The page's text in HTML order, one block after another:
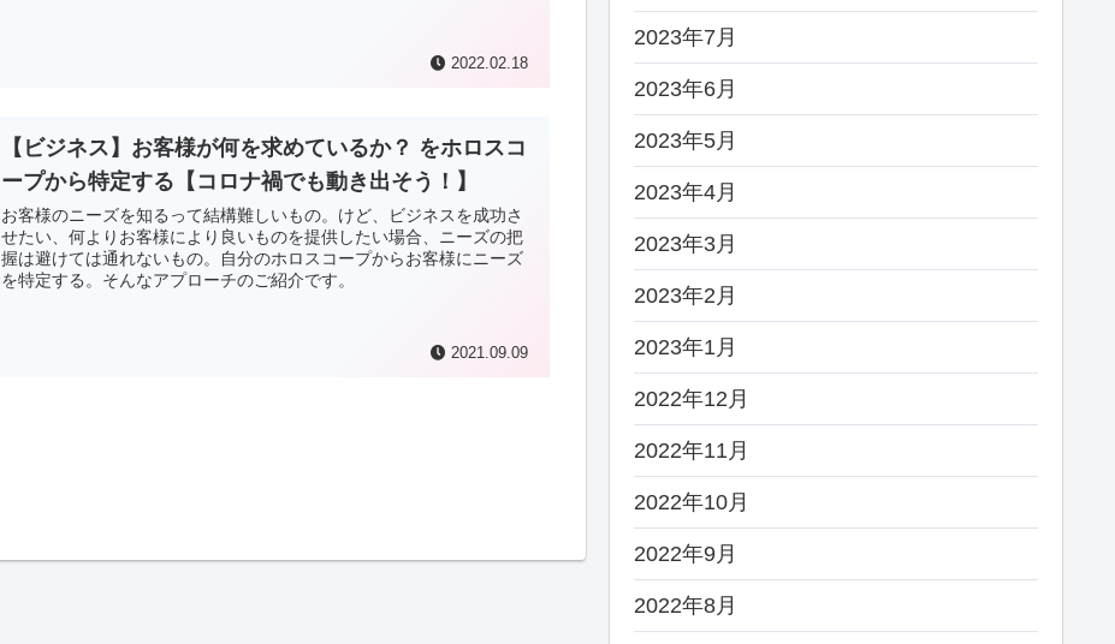
2022.02.18
【ビジネス】お客様が何を求めているか？ をホロスコ
ープから特定する【コロナ禍でも動き出そう！】
お客様のニーズを知るって結構難しいもの。けど、ビジネスを成功さ
せたい、何よりお客様により良いものを提供したい場合、ニーズの把
握は避けては通れないもの。自分のホロスコープからお客様にニーズ
を特定する。そんなアプローチのご紹介です。
2021.09.09
2023年7月
2023年6月
2023年5月
2023年4月
2023年3月
2023年2月
2023年1月
2022年12月
2022年11月
2022年10月
2022年9月
2022年8月